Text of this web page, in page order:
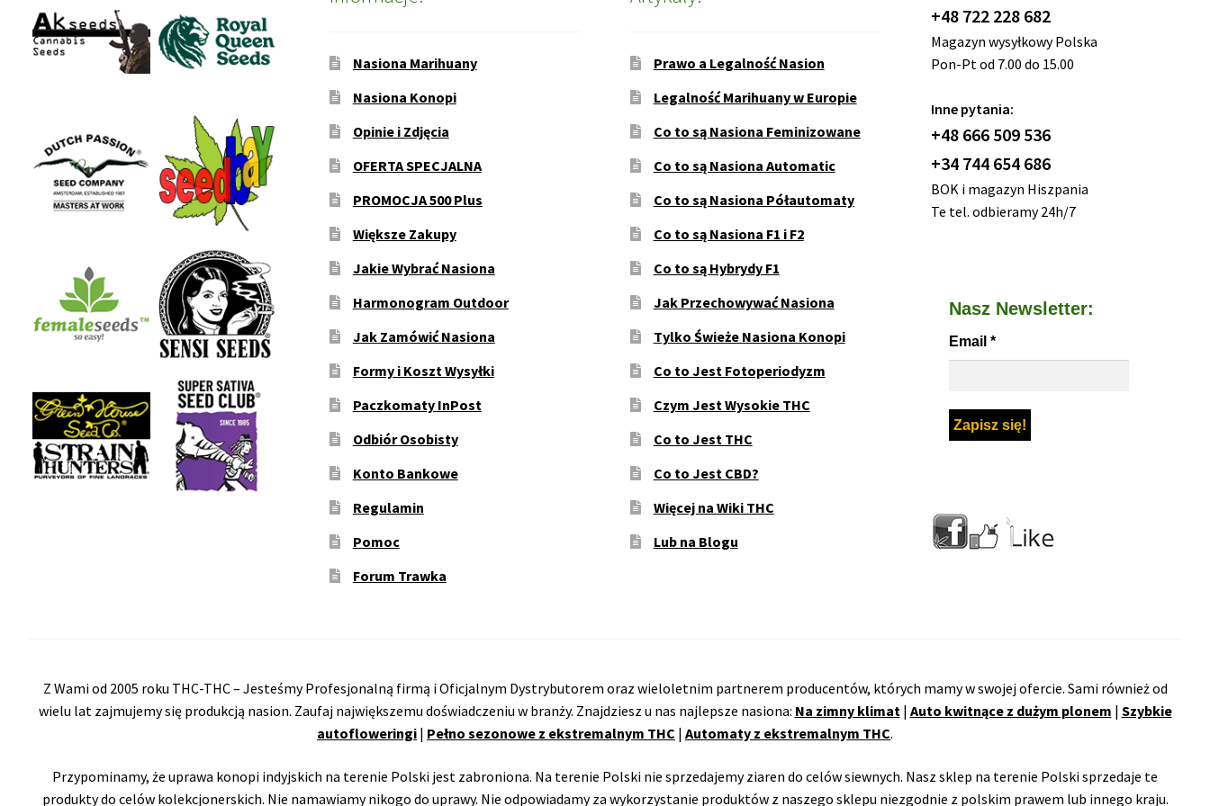
Nasiona Marihuany
Nasiona Konopi
Opinie i Zdjęcia
OFERTA SPECJALNA
PROMOCJA 500 Plus
Większe Zakupy
Jakie Wybrać Nasiona
Harmonogram Outdoor
Jak Zamówić Nasiona
Formy i Koszt Wysyłki
Paczkomaty InPost
Odbiór Osobisty
Konto Bankowe
Regulamin
Pomoc
Forum Trawka
Prawo a Legalność Nasion
Legalność Marihuany w Europie
Co to są Nasiona Feminizowane
Co to są Nasiona Automatic
Co to są Nasiona Półautomaty
Co to są Nasiona F1 i F2
Co to są Hybrydy F1
Jak Przechowywać Nasiona
Tylko Świeże Nasiona Konopi
Co to Jest Fotoperiodyzm
Czym Jest Wysokie THC
Co to Jest THC
Co to Jest CBD?
Więcej na Wiki THC
Lub na Blogu
+48 722 228 682
Magazyn wysyłkowy Polska
Pon-Pt od 7.00 do 15.00
Inne pytania:
+48 666 509 536
+34 744 654 686
BOK i magazyn Hiszpania
Te tel. odbieramy 24h/7
Nasz Newsletter:
Email *
Z Wami od 2005 roku THC-THC – Jesteśmy Profesjonalną firmą i Oficjalnym Dystrybutorem oraz wieloletnim partnerem producentów, których mamy w swojej ofercie. Sami również od
wielu lat zajmujemy się produkcją nasion. Zaufaj największemu doświadczeniu w branży. Znajdziesz u nas najlepsze nasiona: Na zimny klimat| Auto kwitnące z dużym plonem | Szybkie
autofloweringi | Pełno sezonowe z ekstremalnym THC | Automaty z ekstremalnym THC.
Przypominamy, że uprawa konopi indyjskich na terenie Polski jest zabroniona. Na terenie Polski nie sprzedajemy ziaren do celów siewnych. Nasz sklep na terenie Polski sprzedaje te
produkty do celów kolekcjonerskich. Nie namawiamy nikogo do uprawy. Nie odpowiadamy za wykorzystanie produktów z naszego sklepu niezgodnie z polskim prawem lub innego kraju.